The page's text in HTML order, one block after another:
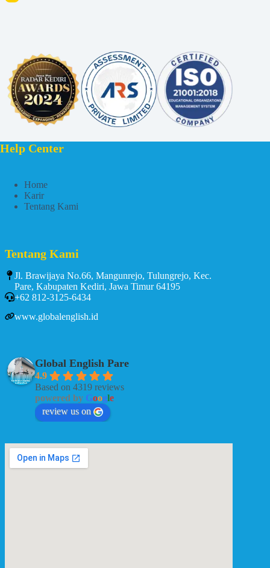
Help Center
Home
Karir
Tentang Kami
Tentang Kami
Jl. Brawijaya No.66, Mangunrejo, Tulungrejo, Kec.
Pare, Kabupaten Kediri, Jawa Timur 64195
+62 812-3125-6434
www.globalenglish.id
Global English Pare
4.9
Based on 4319 reviews
powered by Google
review us on